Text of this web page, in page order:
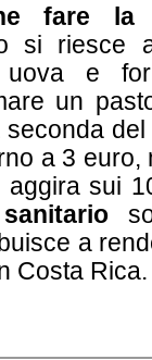
fare la
si riesce
uova e
un
a 3 euro,
aggira sui
a
Costa Rica.